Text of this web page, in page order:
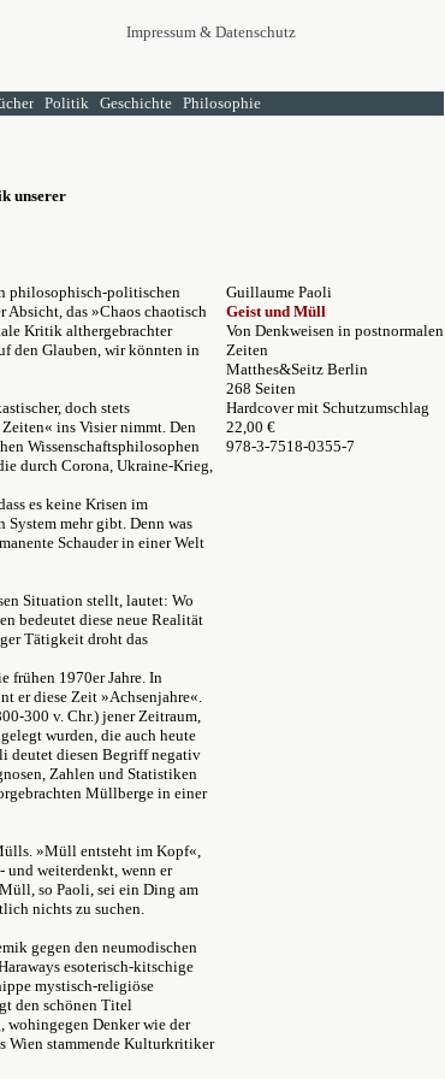
Impressum & Datenschutz
Politik Geschichte Philosophie
unserer
philosophisch-politischen
das »Chaos chaotisch
Kritik althergebrachter
den Glauben, wir könnten in
doch stets
ins Visier nimmt. Den
Wissenschaftsphilosophen
durch Corona, Ukraine-Krieg,
es keine Krisen im
System mehr gibt. Denn was
Schauder in einer Welt
Situation stellt, lautet: Wo
bedeutet diese neue Realität
Tätigkeit droht das
frühen 1970er Jahre. In
er diese Zeit »Achsenjahre«.
300 v. Chr.) jener Zeitraum,
wurden, die auch heute
deutet diesen Begriff negativ
Zahlen und Statistiken
Müllberge in einer
»Müll entsteht im Kopf«,
und weiterdenkt, wenn er
so Paoli, sei ein Ding am
nichts zu suchen.
gegen den neumodischen
esoterisch-kitschige
mystisch-religiöse
den schönen Titel
wohingegen Denker wie der
Wien stammende Kulturkritiker
Guillaume Paoli
Geist und Müll
Von Denkweisen in postnormalen
Zeiten
Matthes&Seitz Berlin
268 Seiten
Hardcover mit Schutzumschlag
22,00 €
978-3-7518-0355-7